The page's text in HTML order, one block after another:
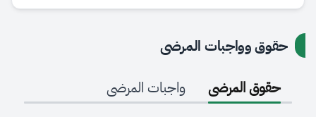
حقوق وواجبات المرضى
حقوق المرضى
واجبات المرضى